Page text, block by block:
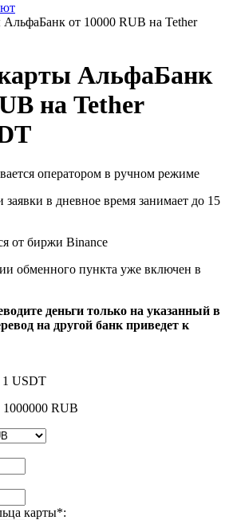
АльфаБанк от 10000 RUB на Tether
АльфаБанк
на Tether
оператором в ручном режиме
заявки в дневное время занимает до 15
от биржи Binance
обменного пункта уже включен в
деньги только на указанный в
на другой банк приведет к
1 USDT
1000000 RUB
карты*: